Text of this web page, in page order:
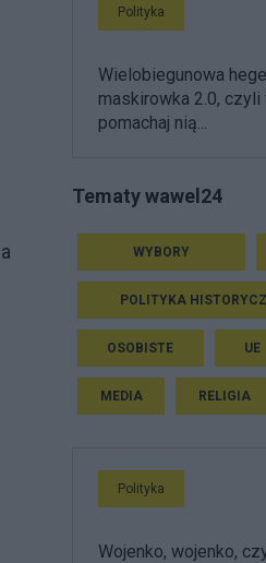
Polityka
Wielobiegunowa
maskirowka 2.0,
pomachaj nią...
Tematy wawel24
WYBORY
POLITYKA
OSOBISTE UE
MEDIA RELIGIA
Polityka
Wojenko, wojenko,